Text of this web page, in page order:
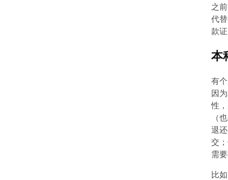
之
代
款
本
有
因
性
（
退
交
需
比